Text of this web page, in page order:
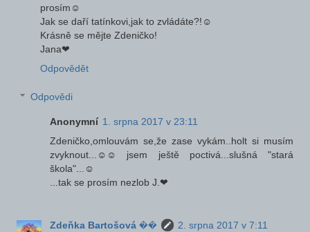
prosím☺
Jak se daří tatínkovi,jak to zvládáte?!☺
Krásně se mějte Zdeničko!
Jana❤
Odpovědět
Odpovědi
Anonymní 1. srpna 2017 v 23:11
Zdeničko,omlouvám se,že zase vykám..holt si musím
zvyknout...☺☺ jsem ještě poctivá...slušná "stará
škola"...☺
...tak se prosím nezlob J.❤
Zdeňka Bartošová ��
2. srpna 2017 v 7:11